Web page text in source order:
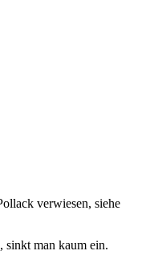
verwiesen, siehe
sinkt man kaum ein.